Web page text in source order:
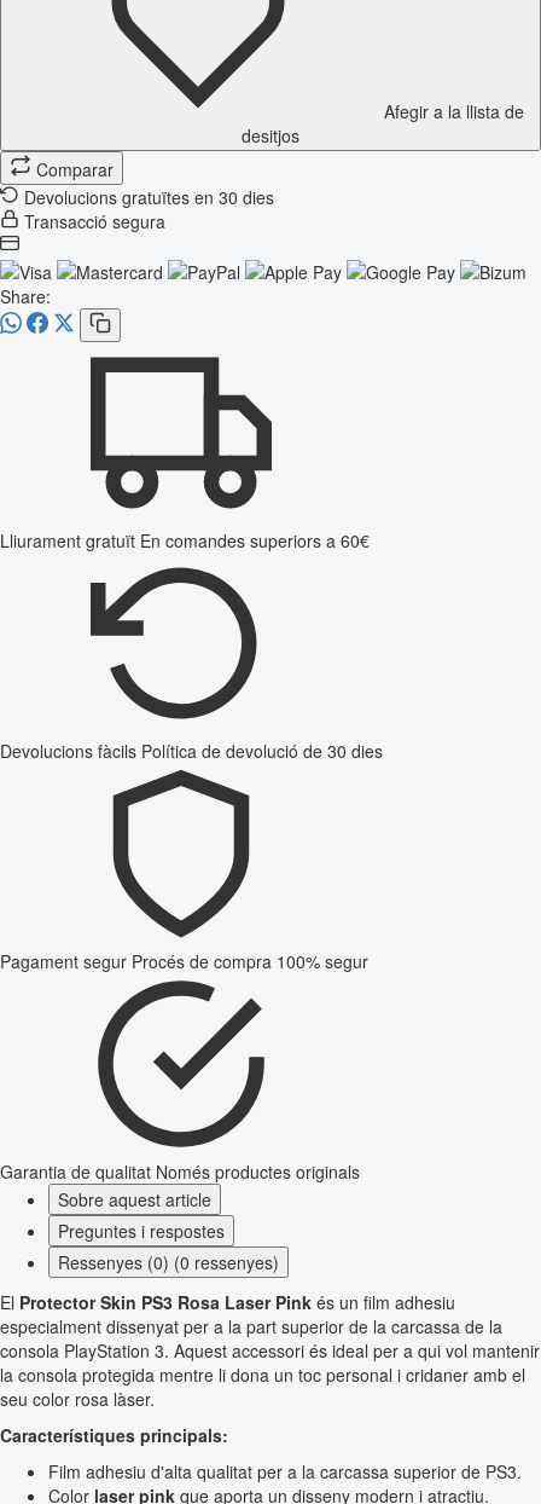
Afegir a la llista de
desitjos
Comparar
Devolucions gratuïtes en 30 dies
Transacció segura
Share:
Lliurament gratuït En comandes superiors a 60€
Devolucions fàcils Política de devolució de 30 dies
Pagament segur Procés de compra 100% segur
Garantia de qualitat Només productes originals
Sobre aquest article
Preguntes i respostes
Ressenyes (0) (0 ressenyes)
El Protector Skin PS3 Rosa Laser Pink és un film adhesiu
especialment dissenyat per a la part superior de la carcassa de la
consola PlayStation 3. Aquest accessori és ideal per a qui vol mantenir
la consola protegida mentre li dona un toc personal i cridaner amb el
seu color rosa làser.
Característiques principals:
Film adhesiu d'alta qualitat per a la carcassa superior de PS3.
Color laser pink que aporta un disseny modern i atractiu.